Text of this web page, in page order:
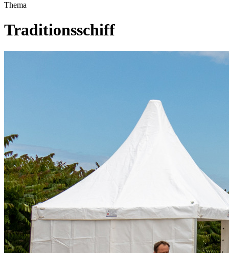
Thema
Traditionsschiff